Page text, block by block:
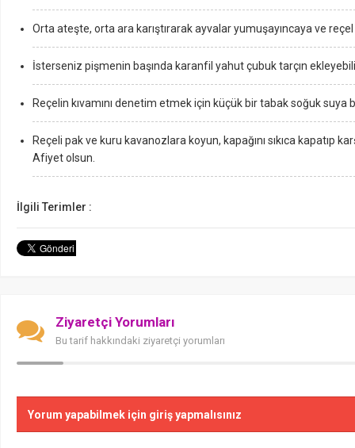
Orta ateşte, orta ara karıştırarak ayvalar yumuşayıncaya ve
İsterseniz pişmenin başında karanfil yahut çubuk tarçın
Reçelin kıvamını denetim etmek için küçük bir tabak soğuk suya
Reçeli pak ve kuru kavanozlara koyun, kapağını sıkıca kapatıp
Afiyet olsun.
İlgili Terimler :
Ziyaretçi Yorumları
Bu tarif hakkındaki ziyaretçi yorumları
Yorum yapabilmek için giriş yapmalısınız